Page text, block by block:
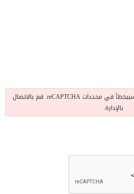
التحقق من الصورة غير صحيح بسببخطأ في محددات reCAPTCHA. قم بالاتصال
بالإدارة.